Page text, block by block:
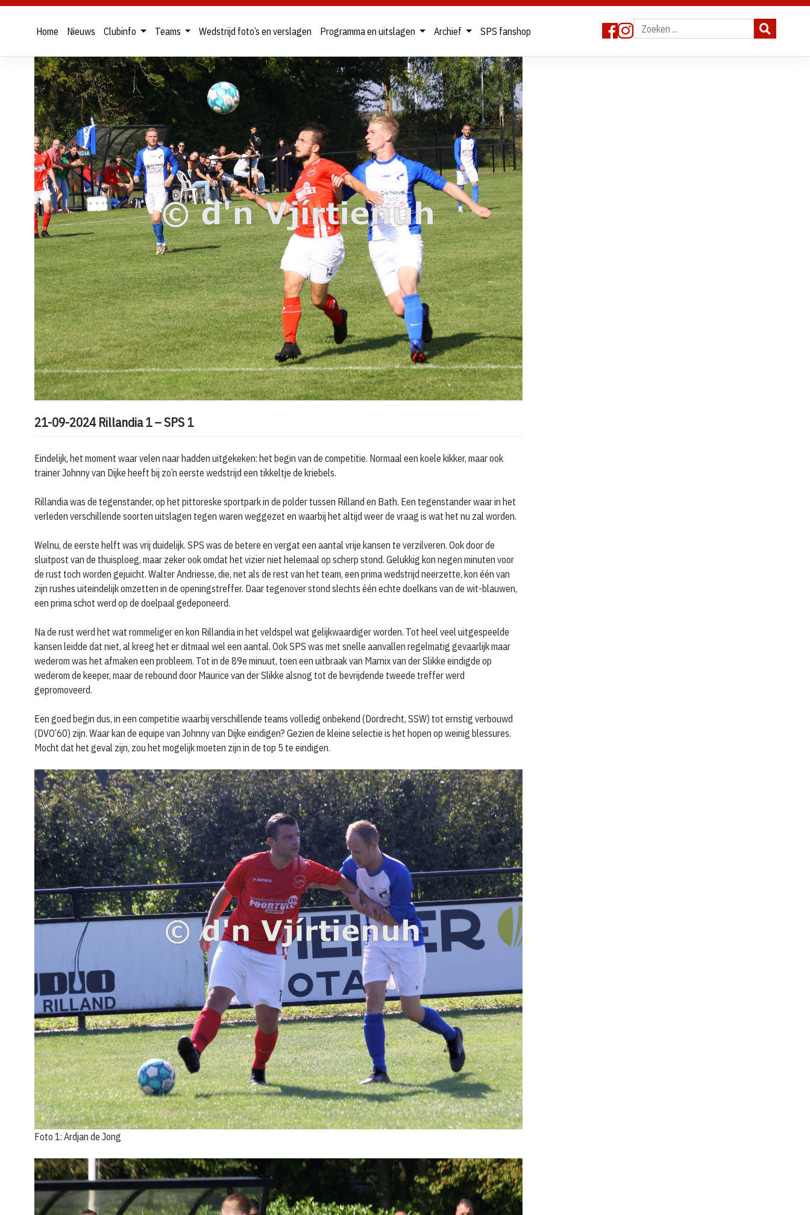
Home Nieuws Clubinfo Teams Wedstrijd foto’s en verslagen Programma en uitslagen Archief SPS fanshop
21-09-2024 Rillandia 1 – SPS 1
Eindelijk, het moment waar velen naar hadden uitgekeken: het begin van de competitie. Normaal een koele kikker, maar ook
trainer Johnny van Dijke heeft bij zo’n eerste wedstrijd een tikkeltje de kriebels.
Rillandia was de tegenstander, op het pittoreske sportpark in de polder tussen Rilland en Bath. Een tegenstander waar in het
verleden verschillende soorten uitslagen tegen waren weggezet en waarbij het altijd weer de vraag is wat het nu zal worden.
Welnu, de eerste helft was vrij duidelijk. SPS was de betere en vergat een aantal vrije kansen te verzilveren. Ook door de
sluitpost van de thuisploeg, maar zeker ook omdat het vizier niet helemaal op scherp stond. Gelukkig kon negen minuten voor
de rust toch worden gejuicht. Walter Andriesse, die, net als de rest van het team, een prima wedstrijd neerzette, kon één van
zijn rushes uiteindelijk omzetten in de openingstreffer. Daar tegenover stond slechts één echte doelkans van de wit-blauwen,
een prima schot werd op de doelpaal gedeponeerd.
Na de rust werd het wat rommeliger en kon Rillandia in het veldspel wat gelijkwaardiger worden. Tot heel veel uitgespeelde
kansen leidde dat niet, al kreeg het er ditmaal wel een aantal. Ook SPS was met snelle aanvallen regelmatig gevaarlijk maar
wederom was het afmaken een probleem. Tot in de 89e minuut, toen een uitbraak van Marnix van der Slikke eindigde op
wederom de keeper, maar de rebound door Maurice van der Slikke alsnog tot de bevrijdende tweede treffer werd
gepromoveerd.
Een goed begin dus, in een competitie waarbij verschillende teams volledig onbekend (Dordrecht, SSW) tot ernstig verbouwd
(DVO’60) zijn. Waar kan de equipe van Johnny van Dijke eindigen? Gezien de kleine selectie is het hopen op weinig blessures.
Mocht dat het geval zijn, zou het mogelijk moeten zijn in de top 5 te eindigen.
Foto 1: Ardjan de Jong